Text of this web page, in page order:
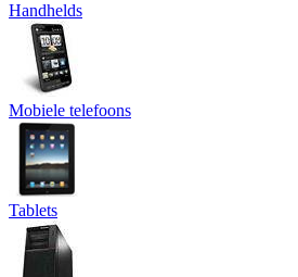
Handhelds
Mobiele telefoons
Tablets